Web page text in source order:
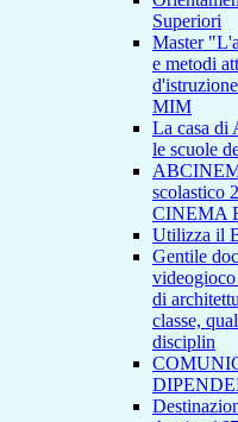
Superiori
Master
e metodi
MIM
La casa di
le scuole
scolastico
CINEMA
Utilizza il
Gentile
videogioco
di
classe,
disciplin